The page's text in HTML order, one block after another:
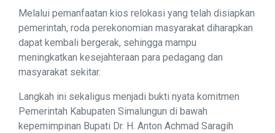
Melalui pemanfaatan kios relokasi yang telah disiapkan
pemerintah, roda perekonomian masyarakat diharapkan
dapat kembali bergerak, sehingga mampu
meningkatkan kesejahteraan para pedagang dan
masyarakat sekitar.
Langkah ini sekaligus menjadi bukti nyata komitmen
Pemerintah Kabupaten Simalungun di bawah
kepemimpinan Bupati Dr. H. Anton Achmad Saragih